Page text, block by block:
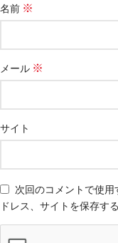
名前 ※
メール ※
サイト
次回のコメントで使
ドレス、サイトを保存する